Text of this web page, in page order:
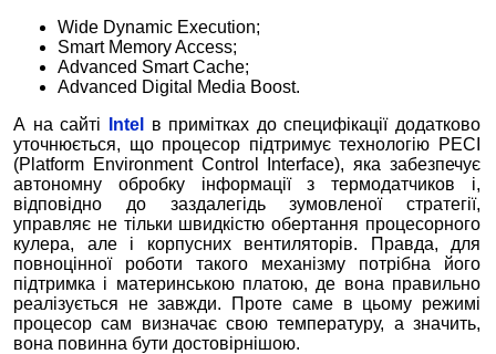
Wide Dynamic Execution;
Smart Memory Access;
Advanced Smart Cache;
Advanced Digital Media Boost.
А на сайті
Intel
в примітках до специфікації додатково
уточнюється, що процесор підтримує технологію PECI
(Platform Environment Control Interface), яка забезпечує
автономну обробку інформації з термодатчиков і,
відповідно до заздалегідь зумовленої стратегії,
управляє не тільки швидкістю обертання процесорного
кулера, але і корпусних вентиляторів. Правда, для
повноцінної роботи такого механізму потрібна його
підтримка і материнською платою, де вона правильно
реалізується не завжди. Проте саме в цьому режимі
процесор сам визначає свою температуру, а значить,
вона повинна бути достовірнішою.